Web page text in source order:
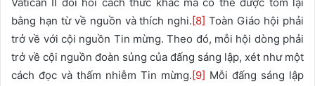
bằng hạn từ về nguồn và thích nghi.[8] Toàn Giáo hội phải
trở về với cội nguồn Tin mừng. Theo đó, mỗi hội dòng phải
trở về cội nguồn đoàn sủng của đấng sáng lập, xét như một
cách đọc và thấm nhiễm Tin mừng.[9] Mỗi đấng sáng lập